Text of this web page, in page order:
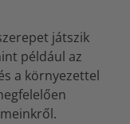
játszik
például az
a környezettel